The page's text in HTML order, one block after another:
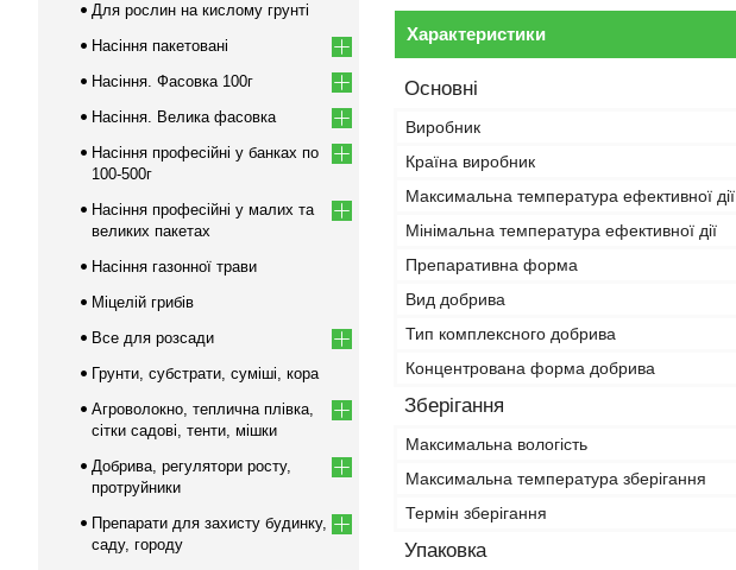
Характеристики
Основні
Виробник
Країна виробник
Максимальна температура ефективної дії
Мінімальна температура ефективної дії
Препаративна форма
Вид добрива
Тип комплексного добрива
Концентрована форма добрива
Зберігання
Максимальна вологість
Максимальна температура зберігання
Термін зберігання
Упаковка
Для рослин на кислому грунті
Насіння пакетовані
Насіння. Фасовка 100г
Насіння. Велика фасовка
Насіння професійні у банках по
100-500г
Насіння професійні у малих та
великих пакетах
Насіння газонної трави
Міцелій грибів
Все для розсади
Грунти, субстрати, суміші, кора
Агроволокно, теплична плівка,
сітки садові, тенти, мішки
Добрива, регулятори росту,
протруйники
Препарати для захисту будинку,
саду, городу